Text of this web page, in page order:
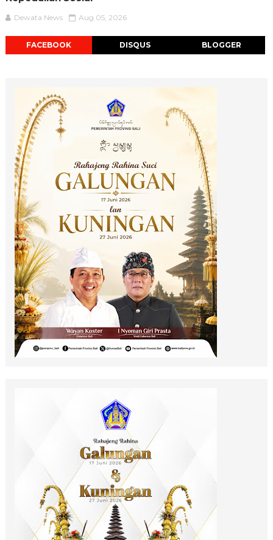
Dewata News Aug 05, 2026
FACEBOOK DISQUS BLOGGER